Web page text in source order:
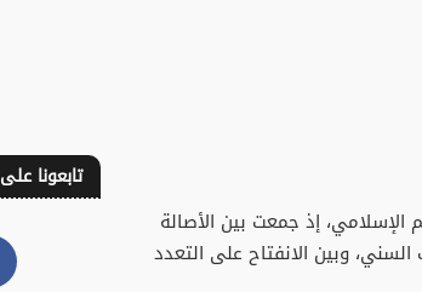
الإسلامي، إذ جمعت بين الأصالة
السني، وبين الانفتاح على التعدد
تابعونا على